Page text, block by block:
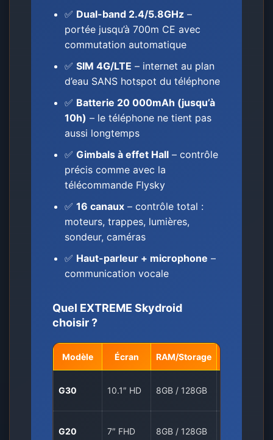
✅ Dual-band 2.4/5.8GHz –
portée jusqu’à 700m CE avec
commutation automatique
✅SIM 4G/LTE – internet au plan
d’eau SANS hotspot du téléphone
✅ Batterie 20 000mAh (jusqu’à
10h) – le téléphone ne tient pas
aussi longtemps
✅Gimbals à effet Hall – contrôle
précis comme avec la
télécommande Flysky
✅16 canaux – contrôle total :
moteurs, trappes, lumières,
sondeur, caméras
✅ Haut-parleur + microphone –
communication vocale
Quel EXTREME Skydroid
choisir ?
Modèle Écran RAM/Storage
G30 10.1″ HD 8GB / 128GB
G20 7″ FHD 8GB / 128GB